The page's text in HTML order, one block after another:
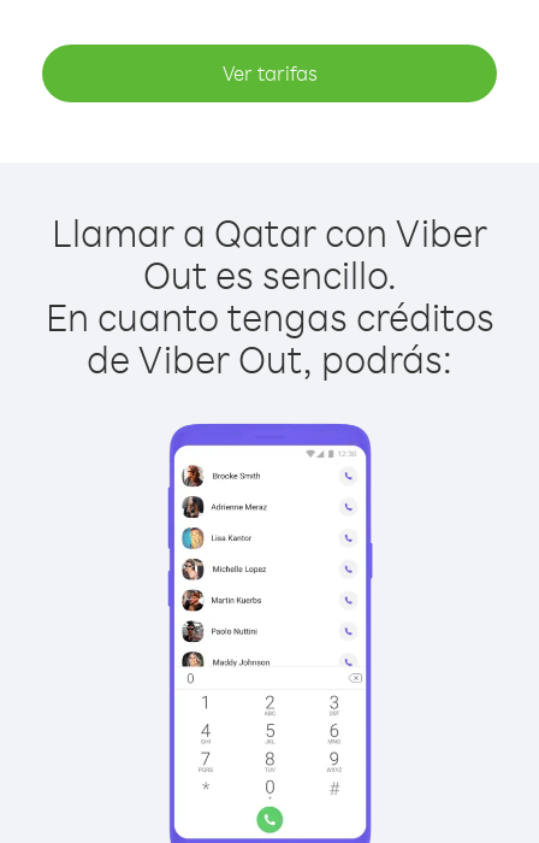
Ver tarifas
Llamar a Qatar con Viber
Out es sencillo.
En cuanto tengas créditos
de Viber Out, podrás: